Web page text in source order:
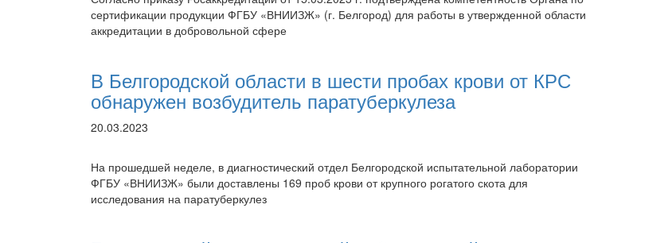
сертификации продукции ФГБУ «ВНИИЗЖ» (г. Белгород) для работы в утвержденной области
аккредитации в добровольной сфере
В Белгородской области в шести пробах крови от КРС
обнаружен возбудитель паратуберкулеза
20.03.2023
На прошедшей неделе, в диагностический отдел Белгородской испытательной лаборатории
ФГБУ «ВНИИЗЖ» были доставлены 169 проб крови от крупного рогатого скота для
исследования на паратуберкулез